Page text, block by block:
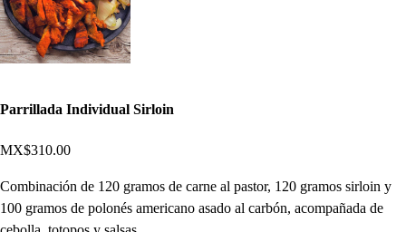
Parrillada Individual Sirloin
MX$310.00
Combinación de 120 gramos de carne al pastor, 120 gramos sirloin y
100 gramos de polonés americano asado al carbón, acompañada de